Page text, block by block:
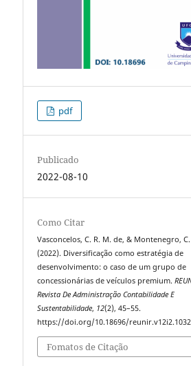
pdf
Publicado
2022-08-10
Como Citar
Vasconcelos, C. R. M. de, & Montenegro, C.
(2022). Diversificação como estratégia de
desenvolvimento: o caso de um grupo de
concessionárias de veículos premium.
Revista De Administração Contabilidade E
Sustentabilidade, 12(2), 45–55.
https://doi.org/10.18696/reunir.v12i2.1032
Fomatos de Citação